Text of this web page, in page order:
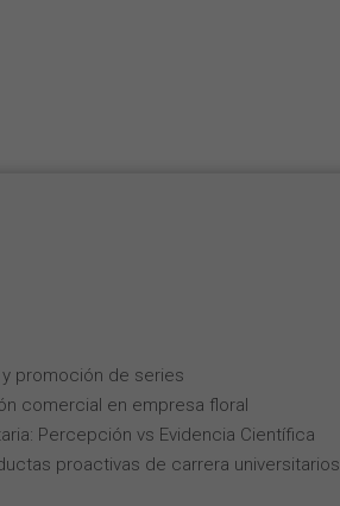
promoción de series
comercial en empresa floral
Percepción vs Evidencia Científica
proactivas de carrera universitarios